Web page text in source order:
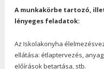
A munkakörbe tartozó,
lényeges feladatok:
Az Iskolakonyha
ellátása: étlaptervezés,
előírások betartása, stb.